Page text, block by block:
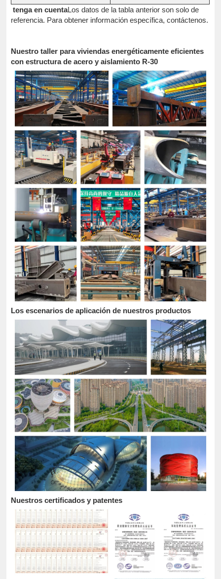
tenga en cuentaLos datos de la tabla anterior son solo de
referencia. Para obtener información específica, contáctenos.
Nuestro taller para viviendas energéticamente eficientes
con estructura de acero y aislamiento R-30
Los escenarios de aplicación de nuestros productos
Nuestros certificados y patentes